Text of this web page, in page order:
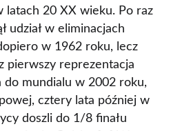
latach 20 XX wieku. Po raz
udział w eliminacjach
w 1962 roku, lecz
pierwszy reprezentacja
do mundialu w 2002 roku,
cztery lata później w
doszli do 1/8 finału